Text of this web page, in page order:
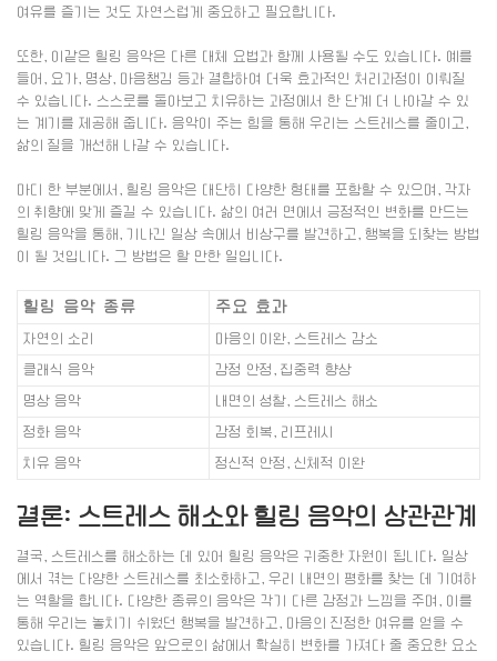
여유를 즐기는 것도 자연스럽게 중요하고 필요합니다.
또한, 이같은 힐링 음악은 다른 대체 요법과 함께 사용될 수도 있습니다. 예를
들어, 요가, 명상, 마음챙김 등과 결합하여 더욱 효과적인 처리과정이 이뤄질
수 있습니다. 스스로를 돌아보고 치유하는 과정에서 한 단계 더 나아갈 수 있
는 계기를 제공해 줍니다. 음악이 주는 힘을 통해 우리는 스트레스를 줄이고,
삶의 질을 개선해 나갈 수 있습니다.
마디 한 부분에서, 힐링 음악은 대단히 다양한 형태를 포함할 수 있으며, 각자
의 취향에 맞게 즐길 수 있습니다. 삶의 여러 면에서 긍정적인 변화를 만드는
힐링 음악을 통해, 기나긴 일상 속에서 비상구를 발견하고, 행복을 되찾는 방법
이 될 것입니다. 그 방법은 할 만한 일입니다.
힐링 음악 종류 주요 효과
자연의 소리
마음의 이완, 스트레스 감소
클래식 음악
감정 안정, 집중력 향상
명상 음악
내면의 성찰, 스트레스 해소
정화 음악
감정 회복, 리프레시
치유 음악
정신적 안정, 신체적 이완
결론: 스트레스 해소와 힐링 음악의 상관관계
결국, 스트레스를 해소하는 데 있어 힐링 음악은 귀중한 자원이 됩니다. 일상
에서 겪는 다양한 스트레스를 최소화하고, 우리 내면의 평화를 찾는 데 기여하
는 역할을 합니다. 다양한 종류의 음악은 각기 다른 감정과 느낌을 주며, 이를
통해 우리는 놓치기 쉬웠던 행복을 발견하고, 마음의 진정한 여유를 얻을 수
있습니다. 힐링 음악은 앞으로의 삶에서 확실히 변화를 가져다 줄 중요한 요소